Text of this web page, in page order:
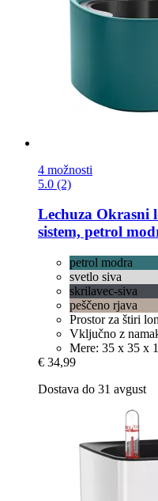
4 možnosti
5.0 (2)
Lechuza Okrasni
sistem, petrol
petrol modra
svetlo siva
skrilavec-siva
peščeno rjava
Prostor za štiri
Vključno z
Mere: 35 x 35 x
€ 34,99
Dostava do 31 avgust